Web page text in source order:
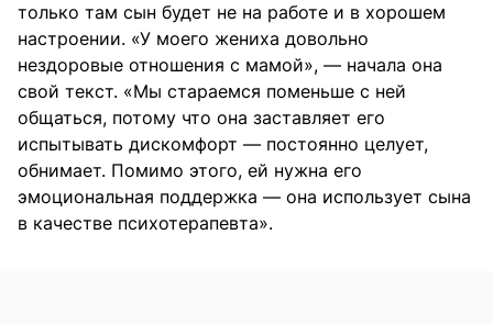
только там сын будет не на работе и в хорошем
настроении. «У моего жениха довольно
нездоровые отношения с мамой», — начала она
свой текст. «Мы стараемся поменьше с ней
общаться, потому что она заставляет его
испытывать дискомфорт — постоянно целует,
обнимает. Помимо этого, ей нужна его
эмоциональная поддержка — она использует сына
в качестве психотерапевта».